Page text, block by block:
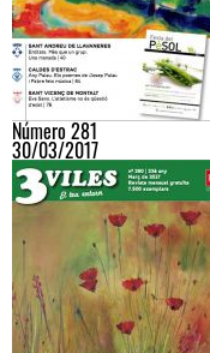
Número 281
30/03/2017